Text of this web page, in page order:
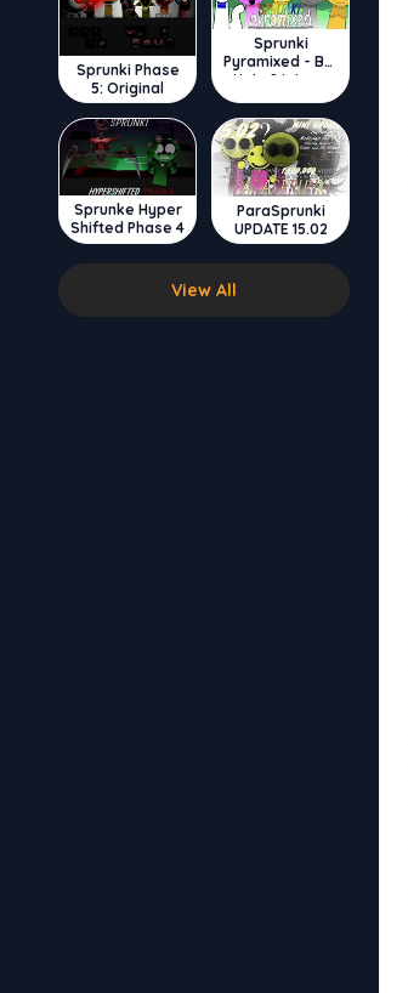
Sprunki Phase
5: Original
Sprunki
Pyramixed - But
Upin & Ipin oc
Sprunke Hyper
Shifted Phase 4
ParaSprunki
UPDATE 15.02
View All